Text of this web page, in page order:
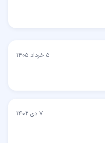
۵ خرداد ۱۴۰۵
۷ دی ۱۴۰۲